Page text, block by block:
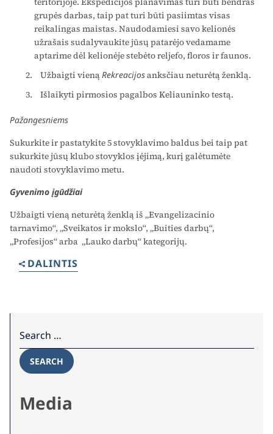
grupės darbas, taip pat turi būti pasiimtas visas
reikalingas maistas. Naudodamiesi savo kelionės
užrašais sudalyvaukite jūsų patarėjo vedamame
aptarime dėl kelionėje stebėto reljefo, floros ir faunos.
Užbaigti vieną Rekreacijosanksčiau neturėtą ženklą.
Išlaikyti pirmosios pagalbos Keliauninko testą.
Pažangesniems
Sukurkite ir pastatykite 5 stovyklavimo baldus bei taip pat
sukurkite jūsų klubo stovyklos įėjimą, kurį galėtumėte
naudoti stovyklavimo metu.
Gyvenimo įgūdžiai
Užbaigti vieną neturėtą ženklą iš „Evangelizacinio
tarnavimo“, „Sveikatos ir mokslo“, „Buities darbų“,
„Profesijos“ arba „Lauko darbų“ kategorijų.
DALINTIS
Search for:
SEARCH
Media